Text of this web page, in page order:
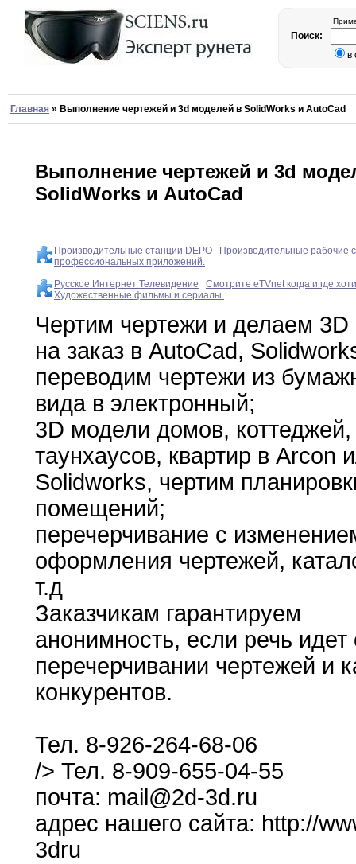
Поиск:
в
Главная » Выполнение чертежей и 3d моделей в SolidWorks и AutoCad
Выполнение чертежей и 3d
SolidWorks и AutoCad
Производительные станции DEPO
Производительные рабочие
профессиональных приложений.
Русское Интернет Телевидение
Смотрите eTVnet когда и где
Художественные фильмы и сериалы.
Чертим чертежи и делаем
на заказ в AutoCad,
переводим чертежи из
вида в электронный;
3D модели домов, коттеджей,
таунхаусов, квартир в Arcon
Solidworks, чертим
помещений;
перечерчивание с
оформления чертежей,
т.д
Заказчикам гарантируем
анонимность, если речь идет
перечерчивании чертежей и
конкурентов.
Тел. 8-926-264-68-06
/> Тел. 8-909-655-04-55
почта: mail@2d-3d.ru
адрес нашего сайта: http://
3dru